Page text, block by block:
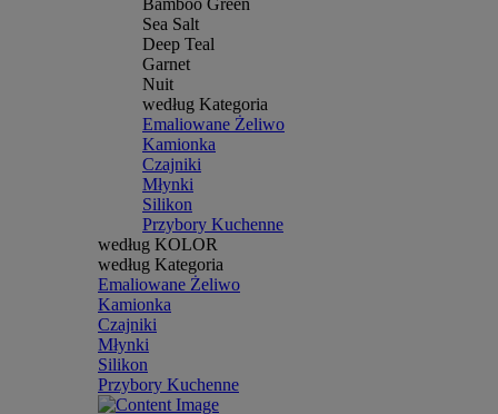
Bamboo Green
Sea Salt
Deep Teal
Garnet
Nuit
według Kategoria
Emaliowane Żeliwo
Kamionka
Czajniki
Młynki
Silikon
Przybory Kuchenne
według KOLOR
według Kategoria
Emaliowane Żeliwo
Kamionka
Czajniki
Młynki
Silikon
Przybory Kuchenne